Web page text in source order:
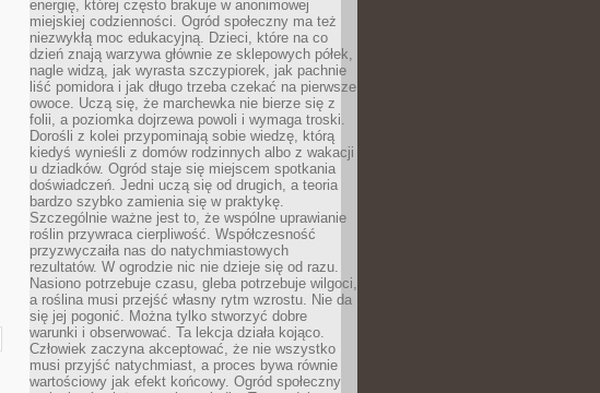
energię, której często brakuje w anonimowej
miejskiej codzienności. Ogród społeczny ma też
niezwykłą moc edukacyjną. Dzieci, które na co
dzień znają warzywa głównie ze sklepowych półek,
nagle widzą, jak wyrasta szczypiorek, jak pachnie
liść pomidora i jak długo trzeba czekać na pierwsze
owoce. Uczą się, że marchewka nie bierze się z
folii, a poziomka dojrzewa powoli i wymaga troski.
Dorośli z kolei przypominają sobie wiedzę, którą
kiedyś wynieśli z domów rodzinnych albo z wakacji
u dziadków. Ogród staje się miejscem spotkania
doświadczeń. Jedni uczą się od drugich, a teoria
bardzo szybko zamienia się w praktykę.
Szczególnie ważne jest to, że wspólne uprawianie
roślin przywraca cierpliwość. Współczesność
przyzwyczaiła nas do natychmiastowych
rezultatów. W ogrodzie nic nie dzieje się od razu.
Nasiono potrzebuje czasu, gleba potrzebuje wilgoci,
a roślina musi przejść własny rytm wzrostu. Nie da
się jej pogonić. Można tylko stworzyć dobre
warunki i obserwować. Ta lekcja działa kojąco.
Człowiek zaczyna akceptować, że nie wszystko
musi przyjść natychmiast, a proces bywa równie
wartościowy jak efekt końcowy. Ogród społeczny